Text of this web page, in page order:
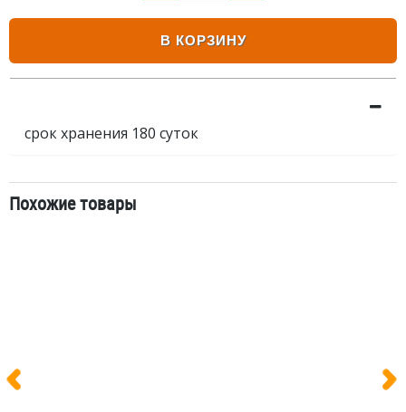
В КОРЗИНУ
срок хранения 180 суток
Похожие товары